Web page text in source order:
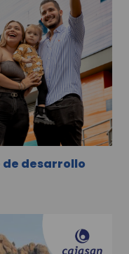
desarrollo